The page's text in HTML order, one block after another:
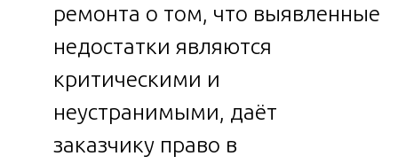
ремонта о том, что выявленные
недостатки являются
критическими и
неустранимыми, даёт
заказчику право в